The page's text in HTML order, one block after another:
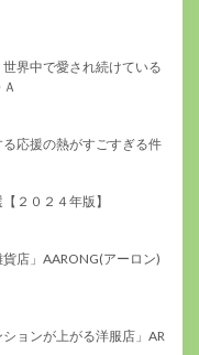
界中で愛され続けている
応援の熱がすごすぎる件
２０２４年版】
店」AARONG(アーロン)
ョンが上がる洋服店」AR